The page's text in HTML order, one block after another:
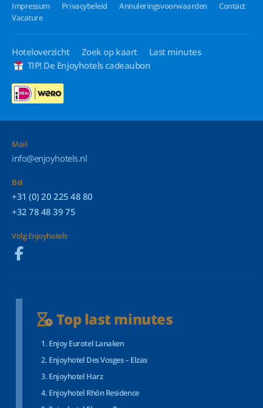
Impressum
Privacybeleid Annuleringsvoorwaarden
Contact
Vacature
Hoteloverzicht Zoek op kaart
Last minutes
TIP! De Enjoyhotels cadeaubon
Mail
info@enjoyhotels.nl
Bel
+31 (0) 20 225 48 80
+32 78 48 39 75
Volg Enjoyhotels
Top last minutes
Enjoy Eurotel Lanaken
Enjoyhotel Des Vosges – Elzas
Enjoyhotel Harz
Enjoyhotel Rhön Residence